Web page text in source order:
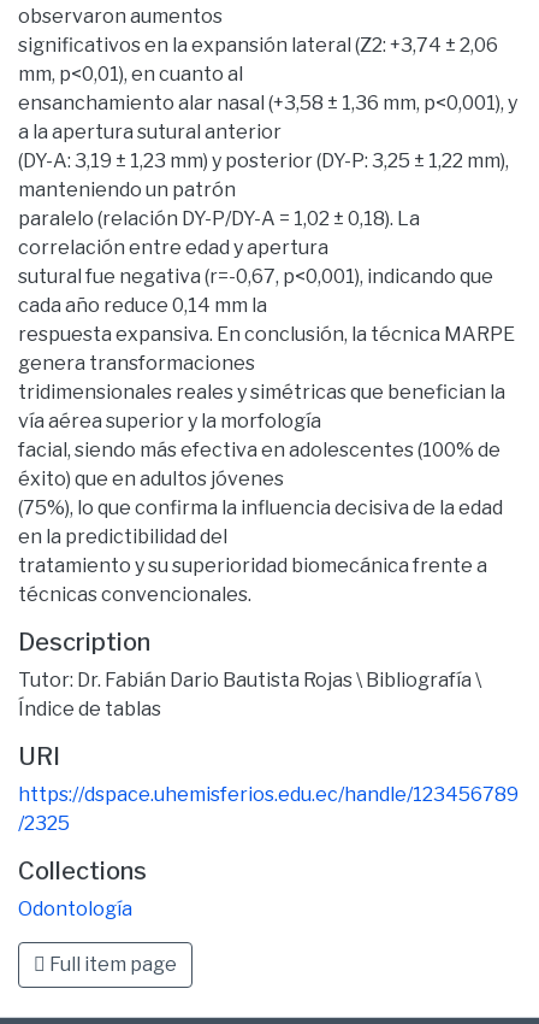
observaron aumentos
significativos en la expansión lateral (Z2: +3,74 ± 2,06
mm, p<0,01), en cuanto al
ensanchamiento alar nasal (+3,58 ± 1,36 mm, p<0,001), y
a la apertura sutural anterior
(DY-A: 3,19 ± 1,23 mm) y posterior (DY-P: 3,25 ± 1,22 mm),
manteniendo un patrón
paralelo (relación DY-P/DY-A = 1,02 ± 0,18). La
correlación entre edad y apertura
sutural fue negativa (r=-0,67, p<0,001), indicando que
cada año reduce 0,14 mm la
respuesta expansiva. En conclusión, la técnica MARPE
genera transformaciones
tridimensionales reales y simétricas que benefician la
vía aérea superior y la morfología
facial, siendo más efectiva en adolescentes (100% de
éxito) que en adultos jóvenes
(75%), lo que confirma la influencia decisiva de la edad
en la predictibilidad del
tratamiento y su superioridad biomecánica frente a
técnicas convencionales.
Description
Tutor: Dr. Fabián Dario Bautista Rojas \ Bibliografía \
Índice de tablas
URI
https://dspace.uhemisferios.edu.ec/handle/123456789
/2325
Collections
Odontología
Full item page